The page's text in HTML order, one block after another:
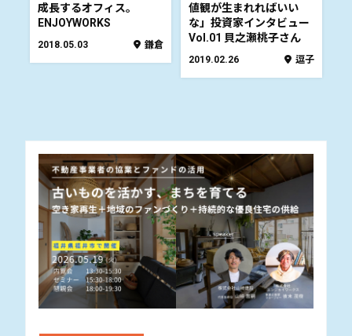
成長するオフィス。
ENJOYWORKS
2018.05.03 鎌倉
値観が生まれればいい
な」投資家インタビュー
Vol.01 貝之瀬桃子さん
2019.02.26 逗子